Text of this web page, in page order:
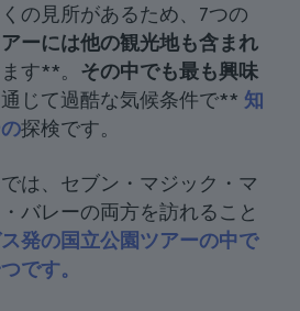
の見所があるため、7つの
ーには他の観光地も含まれ
す**。 その中でも最も興味
じて過酷な気候条件で** 知
探検です。
は、セブン・マジック・マ
バレーの両方を訪れること
発の国立公園ツアーの中で
です。